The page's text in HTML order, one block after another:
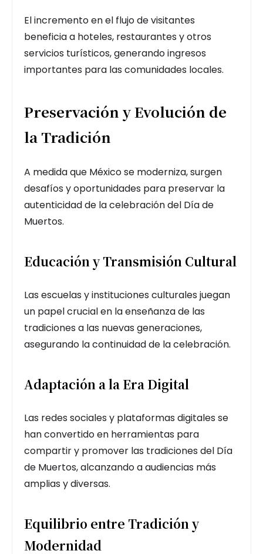
El incremento en el flujo de visitantes
beneficia a hoteles, restaurantes y otros
servicios turísticos, generando ingresos
importantes para las comunidades locales.
Preservación y Evolución de
la Tradición
A medida que México se moderniza, surgen
desafíos y oportunidades para preservar la
autenticidad de la celebración del Día de
Muertos.
Educación y Transmisión Cultural
Las escuelas y instituciones culturales juegan
un papel crucial en la enseñanza de las
tradiciones a las nuevas generaciones,
asegurando la continuidad de la celebración.
Adaptación a la Era Digital
Las redes sociales y plataformas digitales se
han convertido en herramientas para
compartir y promover las tradiciones del Día
de Muertos, alcanzando a audiencias más
amplias y diversas.
Equilibrio entre Tradición y
Modernidad